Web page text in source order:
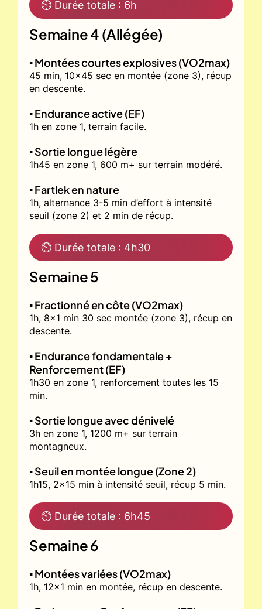
⏲ Durée totale : 6h
Semaine 4 (Allégée)
▪️ Montées courtes explosives (VO2max)
45 min, 10x45 sec en montée (zone 3), récup
en descente.
▪️ Endurance active (EF)
1h en zone 1, terrain facile.
▪️ Sortie longue légère
1h45 en zone 1, 600 m+ sur terrain modéré.
▪️ Fartlek en nature
1h, alternance 3-5 min d’effort à intensité
seuil (zone 2) et 2 min de récup.
⏲ Durée totale : 4h30
Semaine 5
▪️ Fractionné en côte (VO2max)
1h, 8x1 min 30 sec montée (zone 3), récup en
descente.
▪️ Endurance fondamentale +
Renforcement (EF)
1h30 en zone 1, renforcement toutes les 15
min.
▪️ Sortie longue avec dénivelé
3h en zone 1, 1200 m+ sur terrain
montagneux.
▪️ Seuil en montée longue (Zone 2)
1h15, 2x15 min à intensité seuil, récup 5 min.
⏲ Durée totale : 6h45
Semaine 6
▪️ Montées variées (VO2max)
1h, 12x1 min en montée, récup en descente.